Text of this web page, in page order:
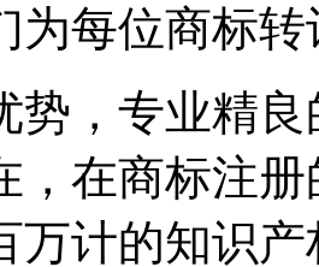
为每位商标
势，专业精
，在商标注
万计的知识